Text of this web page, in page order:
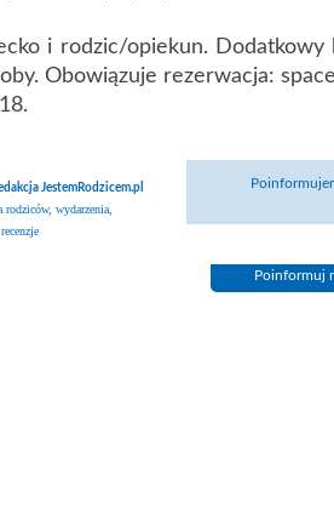
i rodzic/opiekun.
Obowiązuje rezerwacja:
JestemRodzicem.pl
rodziców, wydarzenia,
Poinformuj